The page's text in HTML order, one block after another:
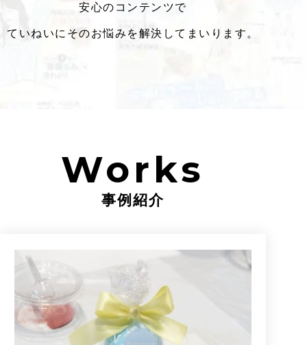
安心のコンテンツで
ていねいにそのお悩みを解決してまいります。
事例紹介
Works